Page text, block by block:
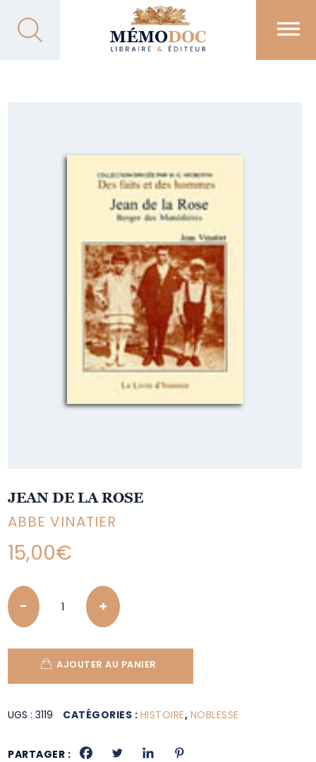
JEAN DE LA ROSE
ABBE VINATIER
15,00€
Quantity
AJOUTER AU PANIER
UGS :3119 CATÉGORIES : HISTOIRE, NOBLESSE
PARTAGER :